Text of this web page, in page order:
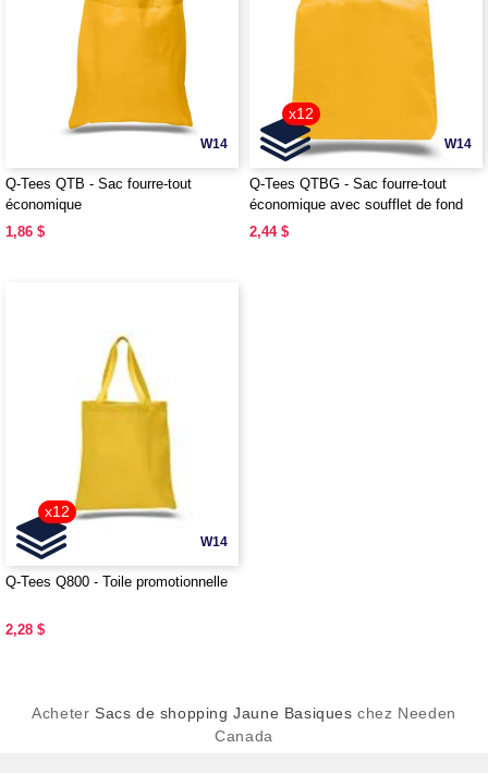
W14
Q-Tees QTB - Sac fourre-tout
économique
1,86 $
W14
x12
Q-Tees QTBG - Sac fourre-tout
économique avec soufflet de fond
2,44 $
W14
x12
Q-Tees Q800 - Toile promotionnelle
2,28 $
Acheter Sacs de shopping Jaune Basiques chez Needen
Canada